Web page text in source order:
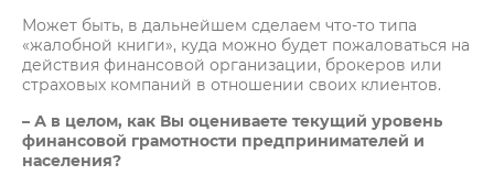
Может быть, в дальнейшем сделаем что-то типа
«жалобной книги», куда можно будет пожаловаться на
действия финансовой организации, брокеров или
страховых компаний в отношении своих клиентов.
– А в целом, как Вы оцениваете текущий уровень
финансовой грамотности предпринимателей и
населения?